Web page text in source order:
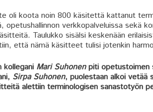
oli koota noin 800 käsitettä kattanut
verkkopalveluissa sekä
Taulukko sisälsi keskenään
että nämä käsitteet tulisi jotenkin
kollegani Mari Suhonenpiti opetustoimen
Sirpa Suhonen, puolestaan alkoi vetää
alettiin terminologisen sanastotyön